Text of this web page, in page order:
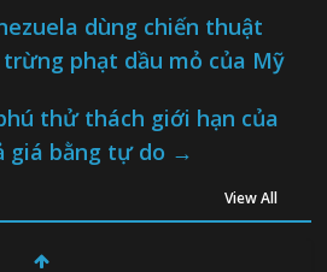
dùng chiến thuật
trừng phạt dầu mỏ của Mỹ
thử thách giới hạn của
giá bằng tự do →
View All